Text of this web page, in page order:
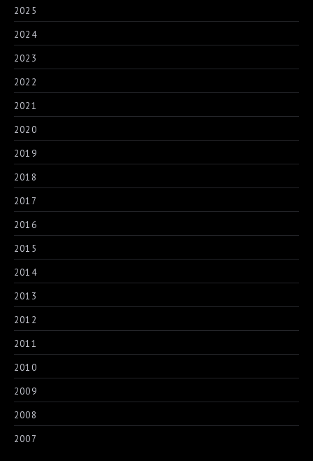
2025
2024
2023
2022
2021
2020
2019
2018
2017
2016
2015
2014
2013
2012
2011
2010
2009
2008
2007